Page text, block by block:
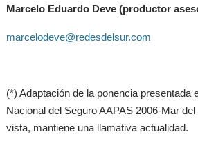
Marcelo Eduardo Deve(productor
marcelodeve@redesdelsur.com
(*) Adaptación de la ponencia presentada
Nacional del Seguro AAPAS 2006-Mar
vista, mantiene una llamativa actualidad.